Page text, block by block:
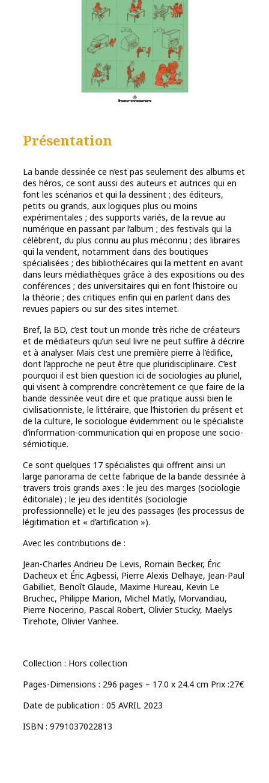
Présentation
La bande dessinée ce n’est pas seulement des albums et
des héros, ce sont aussi des auteurs et autrices qui en
font les scénarios et qui la dessinent ; des éditeurs,
petits ou grands, aux logiques plus ou moins
expérimentales ; des supports variés, de la revue au
numérique en passant par l’album ; des festivals qui la
célèbrent, du plus connu au plus méconnu ; des libraires
qui la vendent, notamment dans des boutiques
spécialisées ; des bibliothécaires qui la mettent en avant
dans leurs médiathèques grâce à des expositions ou des
conférences ; des universitaires qui en font l’histoire ou
la théorie ; des critiques enfin qui en parlent dans des
revues papiers ou sur des sites internet.
Bref, la BD, c’est tout un monde très riche de créateurs
et de médiateurs qu’un seul livre ne peut suffire à décrire
et à analyser. Mais c’est une première pierre à l’édifice,
dont l’approche ne peut être que pluridisciplinaire. C’est
pourquoi il est bien question ici de sociologies au pluriel,
qui visent à comprendre concrètement ce que faire de la
bande dessinée veut dire et que pratique aussi bien le
civilisationniste, le littéraire, que l’historien du présent et
de la culture, le sociologue évidemment ou le spécialiste
d’information-communication qui en propose une socio-
sémiotique.
Ce sont quelques 17 spécialistes qui offrent ainsi un
large panorama de cette fabrique de la bande dessinée à
travers trois grands axes : le jeu des marges (sociologie
éditoriale) ; le jeu des identités (sociologie
professionnelle) et le jeu des passages (les processus de
légitimation et « d’artification »).
Avec les contributions de :
Jean-Charles Andrieu De Levis, Romain Becker, Éric
Dacheux et Éric Agbessi, Pierre Alexis Delhaye, Jean-Paul
Gabilliet, Benoît Glaude, Maxime Hureau, Kevin Le
Bruchec, Philippe Marion, Michel Matly, Morvandiau,
Pierre Nocerino, Pascal Robert, Olivier Stucky, Maelys
Tirehote, Olivier Vanhee.
Collection : Hors collection
Pages-Dimensions : 296 pages – 17.0 x 24.4 cm Prix :27€
Date de publication : 05 AVRIL 2023
ISBN : 9791037022813